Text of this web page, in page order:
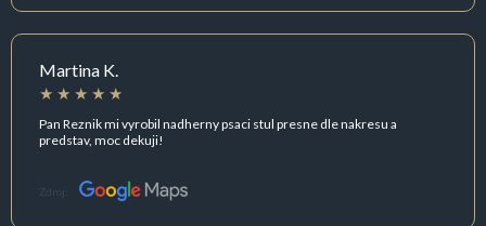
Martina K.
Pan Reznik mi vyrobil nadherny psaci stul presne dle nakresu a
predstav, moc dekuji!
Zdroj: